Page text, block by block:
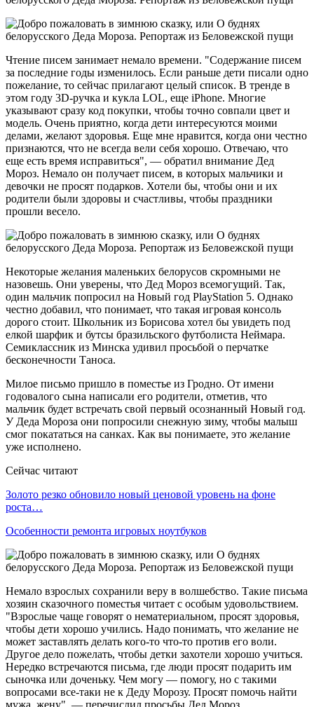
Чтение писем занимает немало времени. "Содержание писем
за последние годы изменилось. Если раньше дети писали одно
пожелание, то сейчас прилагают целый список. В тренде в
этом году 3D-ручка и кукла LOL, еще iPhone. Многие
указывают сразу код покупки, чтобы точно совпали цвет и
модель. Очень приятно, когда дети интересуются моими
делами, желают здоровья. Еще мне нравится, когда они честно
признаются, что не всегда вели себя хорошо. Отвечаю, что
еще есть время исправиться", — обратил внимание Дед
Мороз. Немало он получает писем, в которых мальчики и
девочки не просят подарков. Хотели бы, чтобы они и их
родители были здоровы и счастливы, чтобы праздники
прошли весело.
Некоторые желания маленьких белорусов скромными не
назовешь. Они уверены, что Дед Мороз всемогущий. Так,
один мальчик попросил на Новый год PlayStation 5. Однако
честно добавил, что понимает, что такая игровая консоль
дорого стоит. Школьник из Борисова хотел бы увидеть под
елкой шарфик и бутсы бразильского футболиста Неймара.
Семиклассник из Минска удивил просьбой о перчатке
бесконечности Таноса.
Милое письмо пришло в поместье из Гродно. От имени
годовалого сына написали его родители, отметив, что
мальчик будет встречать свой первый осознанный Новый год.
У Деда Мороза они попросили снежную зиму, чтобы малыш
смог покататься на санках. Как вы понимаете, это желание
уже исполнено.
Сейчас читают
Золото резко обновило новый ценовой уровень на фоне
роста…
Особенности ремонта игровых ноутбуков
Немало взрослых сохранили веру в волшебство. Такие письма
хозяин сказочного поместья читает с особым удовольствием.
"Взрослые чаще говорят о нематериальном, просят здоровья,
чтобы дети хорошо учились. Надо понимать, что желание не
может заставлять делать кого-то что-то против его воли.
Другое дело пожелать, чтобы детки захотели хорошо учиться.
Нередко встречаются письма, где люди просят подарить им
сыночка или доченьку. Чем могу — помогу, но с такими
вопросами все-таки не к Деду Морозу. Просят помочь найти
мужа, жену", — перечислил просьбы Дед Мороз.